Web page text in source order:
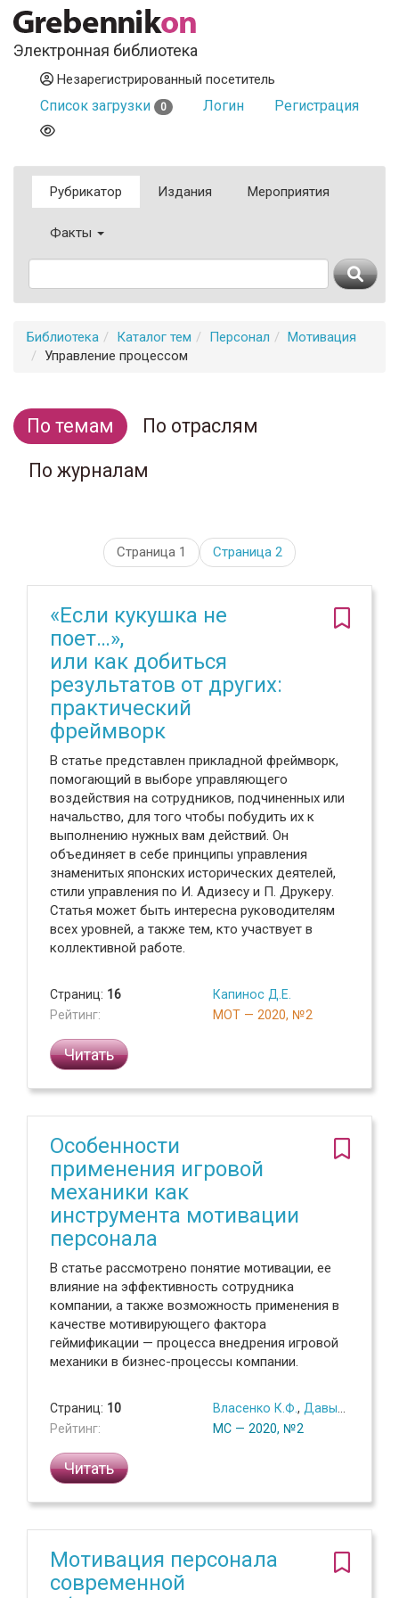
Электронная библиотека
Незарегистрированный посетитель
Список загрузки 0 Логин Регистрация
Рубрикатор Издания Мероприятия
Факты
Библиотека Каталог тем Персонал
Мотивация
Управление процессом
По темам
По отраслям
По журналам
Страница 1 Страница 2
«Если кукушка не
поет…»,
или как добиться
результатов от других:
практический
фреймворк
В статье представлен прикладной фреймворк,
помогающий в выборе управляющего
воздействия на сотрудников, подчиненных или
начальство, для того чтобы побудить их к
выполнению нужных вам действий. Он
объединяет в себе принципы управления
знаменитых японских исторических деятелей,
стили управления по И. Адизесу и П. Друкеру.
Статья может быть интересна руководителям
всех уровней, а также тем, кто участвует в
коллективной работе.
Страниц: 16
Рейтинг:
Капинос Д.Е.
МОТ — 2020, №2
Читать
Особенности
применения игровой
механики как
инструмента мотивации
персонала
В статье рассмотрено понятие мотивации, ее
влияние на эффективность сотрудника
компании, а также возможность применения в
качестве мотивирующего фактора
геймификации — процесса внедрения игровой
механики в бизнес-процессы компании.
Страниц: 10
Рейтинг:
Власенко К.Ф. , Давыденко Е.А.
МС — 2020, №2
Читать
Мотивация персонала
современной